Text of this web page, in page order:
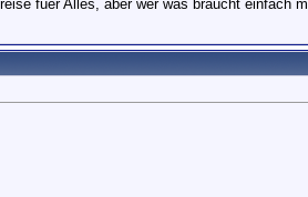
fuer Alles, aber wer was braucht einfach